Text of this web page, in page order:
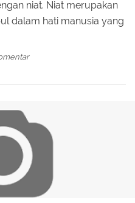
niat. Niat merupakan
dalam hati manusia yang